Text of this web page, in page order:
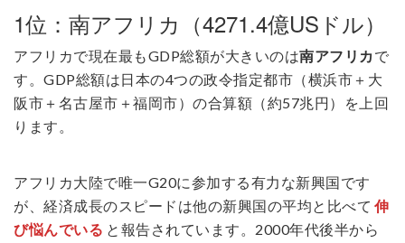
1位：南アフリカ（4271.4億USドル）
アフリカで現在最もGDP総額が大きいのは南アフリカ で
す。GDP総額は日本の4つの政令指定都市（横浜市＋大
阪市＋名古屋市＋福岡市）の合算額（約57兆円）を上回
ります。
アフリカ大陸で唯一G20に参加する有力な新興国です
が、経済成長のスピードは他の新興国の平均と比べて 伸
び悩んでいる と報告されています。2000年代後半から